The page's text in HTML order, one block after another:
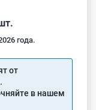
года.
от
в нашем